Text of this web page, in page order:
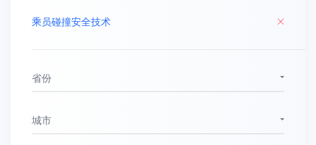
乘员碰撞安全技术
省份
城市